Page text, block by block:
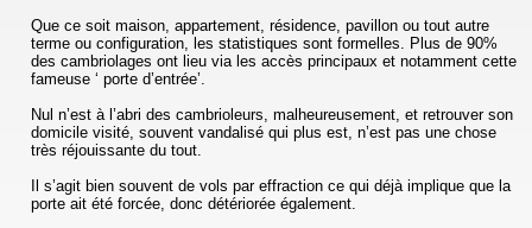
Que ce soit maison, appartement, résidence, pavillon ou tout autre
terme ou configuration, les statistiques sont formelles. Plus de 90%
des cambriolages ont lieu via les accès principaux et notamment cette
fameuse ‘ porte d’entrée’.
Nul n’est à l’abri des cambrioleurs, malheureusement, et retrouver son
domicile visité, souvent vandalisé qui plus est, n’est pas une chose
très réjouissante du tout.
Il s’agit bien souvent de vols par effraction ce qui déjà implique que la
porte ait été forcée, donc détériorée également.